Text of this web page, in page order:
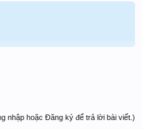
nhập hoặc Đăng ký để trả lời bài viết.)